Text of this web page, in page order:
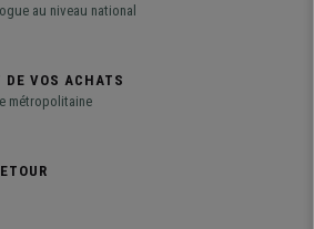
au niveau national
DE VOS ACHATS
métropolitaine